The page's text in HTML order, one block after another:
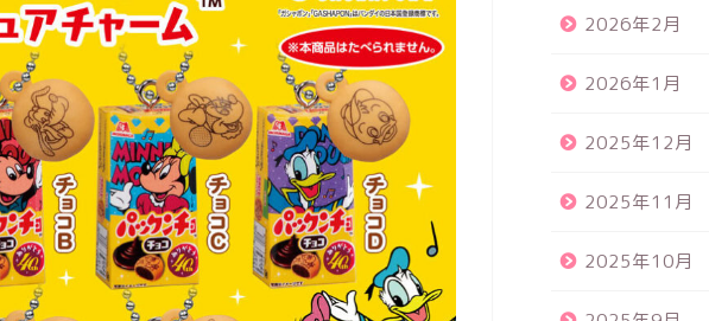
2026年2月
2026年1月
2025年12月
2025年11月
2025年10月